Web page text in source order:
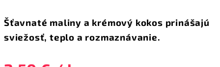
Šťavnaté maliny a krémový kokos prinášajú
sviežosť, teplo a rozmaznávanie.